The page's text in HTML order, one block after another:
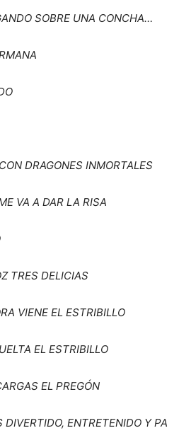
SOBRE UNA CONCHA…
DRAGONES INMORTALES
VA A DAR LA RISA
TRES DELICIAS
VIENE EL ESTRIBILLO
EL ESTRIBILLO
EL PREGÓN
DIVERTIDO, ENTRETENIDO Y PA